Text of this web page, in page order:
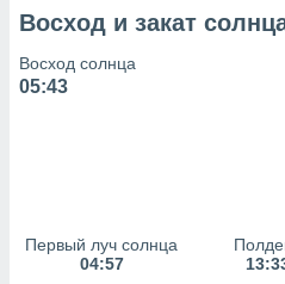
Восход и закат
Восход солнца
05:43
Первый луч солнца
04:57